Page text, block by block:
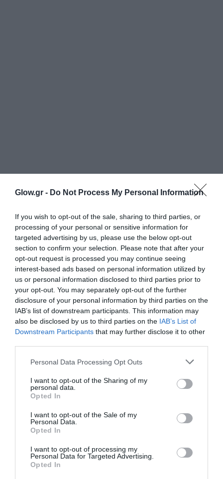
Glow.gr - Do Not Process My Personal Information
If you wish to opt-out of the sale, sharing to third parties, or
processing of your personal or sensitive information for
targeted advertising by us, please use the below opt-out
section to confirm your selection. Please note that after your
opt-out request is processed you may continue seeing
interest-based ads based on personal information utilized by
us or personal information disclosed to third parties prior to
your opt-out. You may separately opt-out of the further
disclosure of your personal information by third parties on the
IAB’s list of downstream participants. This information may
also be disclosed by us to third parties on the IAB’s List of
Downstream Participants that may further disclose it to other
Personal Data Processing Opt Outs
I want to opt-out of the Sharing of my
personal data.
Opted In
I want to opt-out of the Sale of my
Personal Data.
Opted In
I want to opt-out of processing my
Personal Data for Targeted Advertising.
Opted In